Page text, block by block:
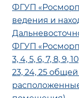
ФГУП
ведения и
ФГУП
3, 4, 5, 6, 7, 8, 9,
23, 24, 25